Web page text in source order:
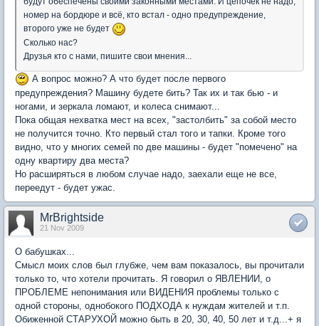
номер на бордюре и всё, кто встал - одно предупреждение,
второго уже не будет
Сколько нас?
Друзья кто с нами, пишите свои мнения...
А вопрос можно? А что будет после первого
предупреждения? Машину будете бить? Так их и так бью - и
ногами, и зеркала ломают, и колеса снимают...
Пока общая нехватка мест на всех, "застолбить" за собой место
не получится точно. Кто первый стал того и тапки. Кроме того
видно, что у многих семей по две машины - будет "помечено" на
одну квартиру два места?
Но расширяться в любом случае надо, заехали еще не все,
переедут - будет ужас.
MrBrightside
21 Nov 2009
О бабушках...
Смысл моих слов был глубже, чем вам показалось, вы прочитали
только то, что хотели прочитать. Я говорил о ЯВЛЕНИИ, о
ПРОБЛЕМЕ непонимания или ВИДЕНИЯ проблемы только с
одной стороны, однобокого ПОДХОДА к нуждам жителей и т.п.
Обиженной СТАРУХОЙ можно быть в 20, 30, 40, 50 лет и т.д...+ я